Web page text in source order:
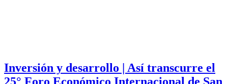
Inversión y desarrollo | Así transcurre el
25° Foro Económico Internacional de San